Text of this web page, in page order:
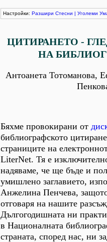
Настройки: Разшири Стесни | Уголеми
ЦИТИРАНЕТО -
НА
Антоанета Тотоманова,
Бяхме провокирани от
библиографското
страниците на
LiterNet. Тя е
надяваме, че ще бъде и
умишлено заглавието,
Анжелина Пенчева,
отговаря на нашите
Дългогодишната ни
в Националната
страната, според нас, ни